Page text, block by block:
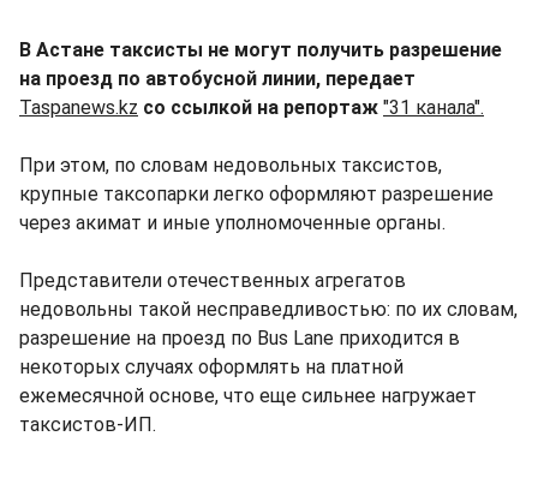
В Астане таксисты не могут получить разрешение
на проезд по автобусной линии, передает
Taspanews.kz со ссылкой на репортаж "31 канала".
При этом, по словам недовольных таксистов,
крупные таксопарки легко оформляют разрешение
через акимат и иные уполномоченные органы.
Представители отечественных агрегатов
недовольны такой несправедливостью: по их словам,
разрешение на проезд по Bus Lane приходится в
некоторых случаях оформлять на платной
ежемесячной основе, что еще сильнее нагружает
таксистов-ИП.